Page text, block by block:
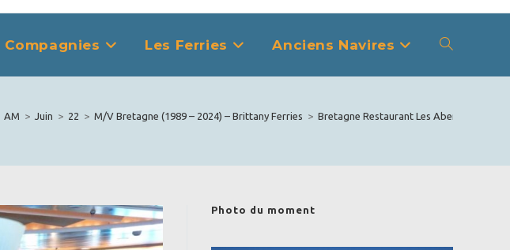
Compagnies Les Ferries Anciens Navires Toggle
AM > Juin > 22 > M/V Bretagne (1989 – 2024) – Brittany Ferries > Bretagne Restaurant Les Abers 044 BAI
Photo du moment